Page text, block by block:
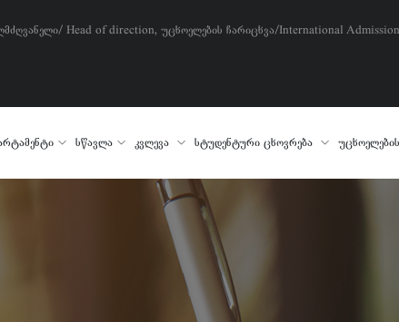
Head of direction, უცხოელების ჩარიცხვა/International
სწავლა კვლევა სტუდენტური ცხოვრება